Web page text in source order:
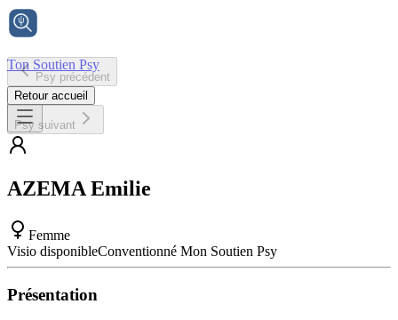
Ton Soutien Psy
Accueil
Psy précédent
Retour accueil
Psy suivant
AZEMA Emilie
Femme
Visio disponibleConventionné Mon Soutien Psy
Présentation